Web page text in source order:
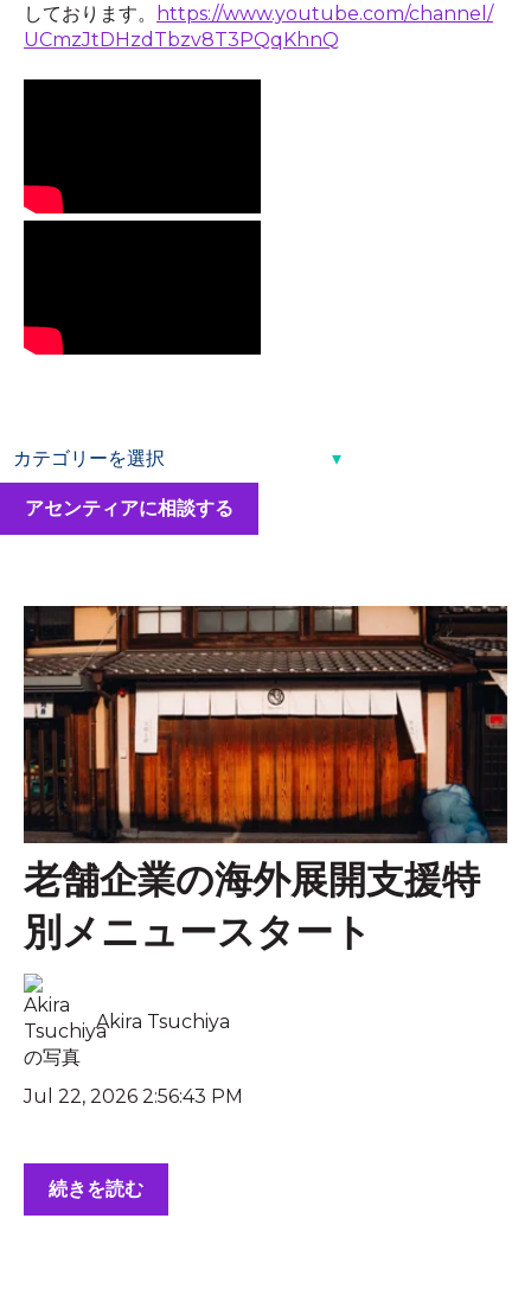
しております。
https://www.youtube.com/channel/
UCmzJtDHzdTbzv8T3PQqKhnQ
アセンティアに相談する
老舗企業の海外展開支援特
別メニュースタート
Akira Tsuchiya
Jul 22, 2026 2:56:43 PM
続きを読む